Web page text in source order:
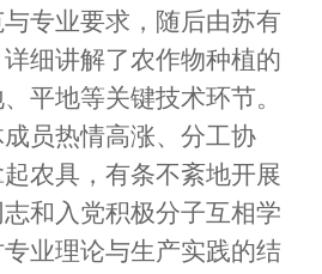
专业要求，随后由苏有
细讲解了农作物种植的
平地等关键技术环节。
员热情高涨、分工协
农具，有条不紊地开展
和入党积极分子互相学
业理论与生产实践的结